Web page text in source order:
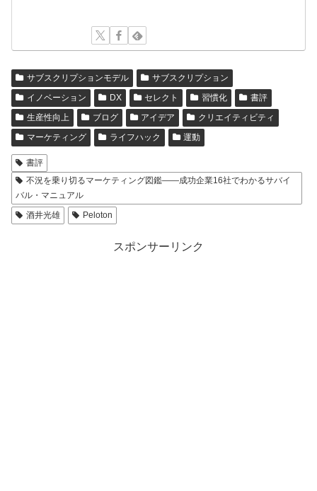
サブスクリプションモデル
サブスクリプション
イノベーション
DX セレクト 習慣化
書評
生産性向上
ブログ アイデア
クリエイティビティ
マーケティング
ライフハック 運動
書評
不況を乗り切るマーケティング図鑑――成功企業16社でわかるサバイ
バル・マニュアル
酒井光雄
Peloton
スポンサーリンク